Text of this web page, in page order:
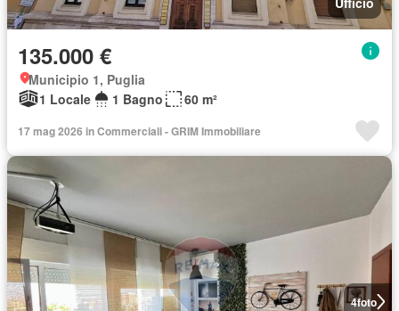
135.000 €
Municipio 1, Puglia
1 Locale
1 Bagno 60 m²
17 mag 2026 in Commerciali - GRIM Immobiliare
4foto